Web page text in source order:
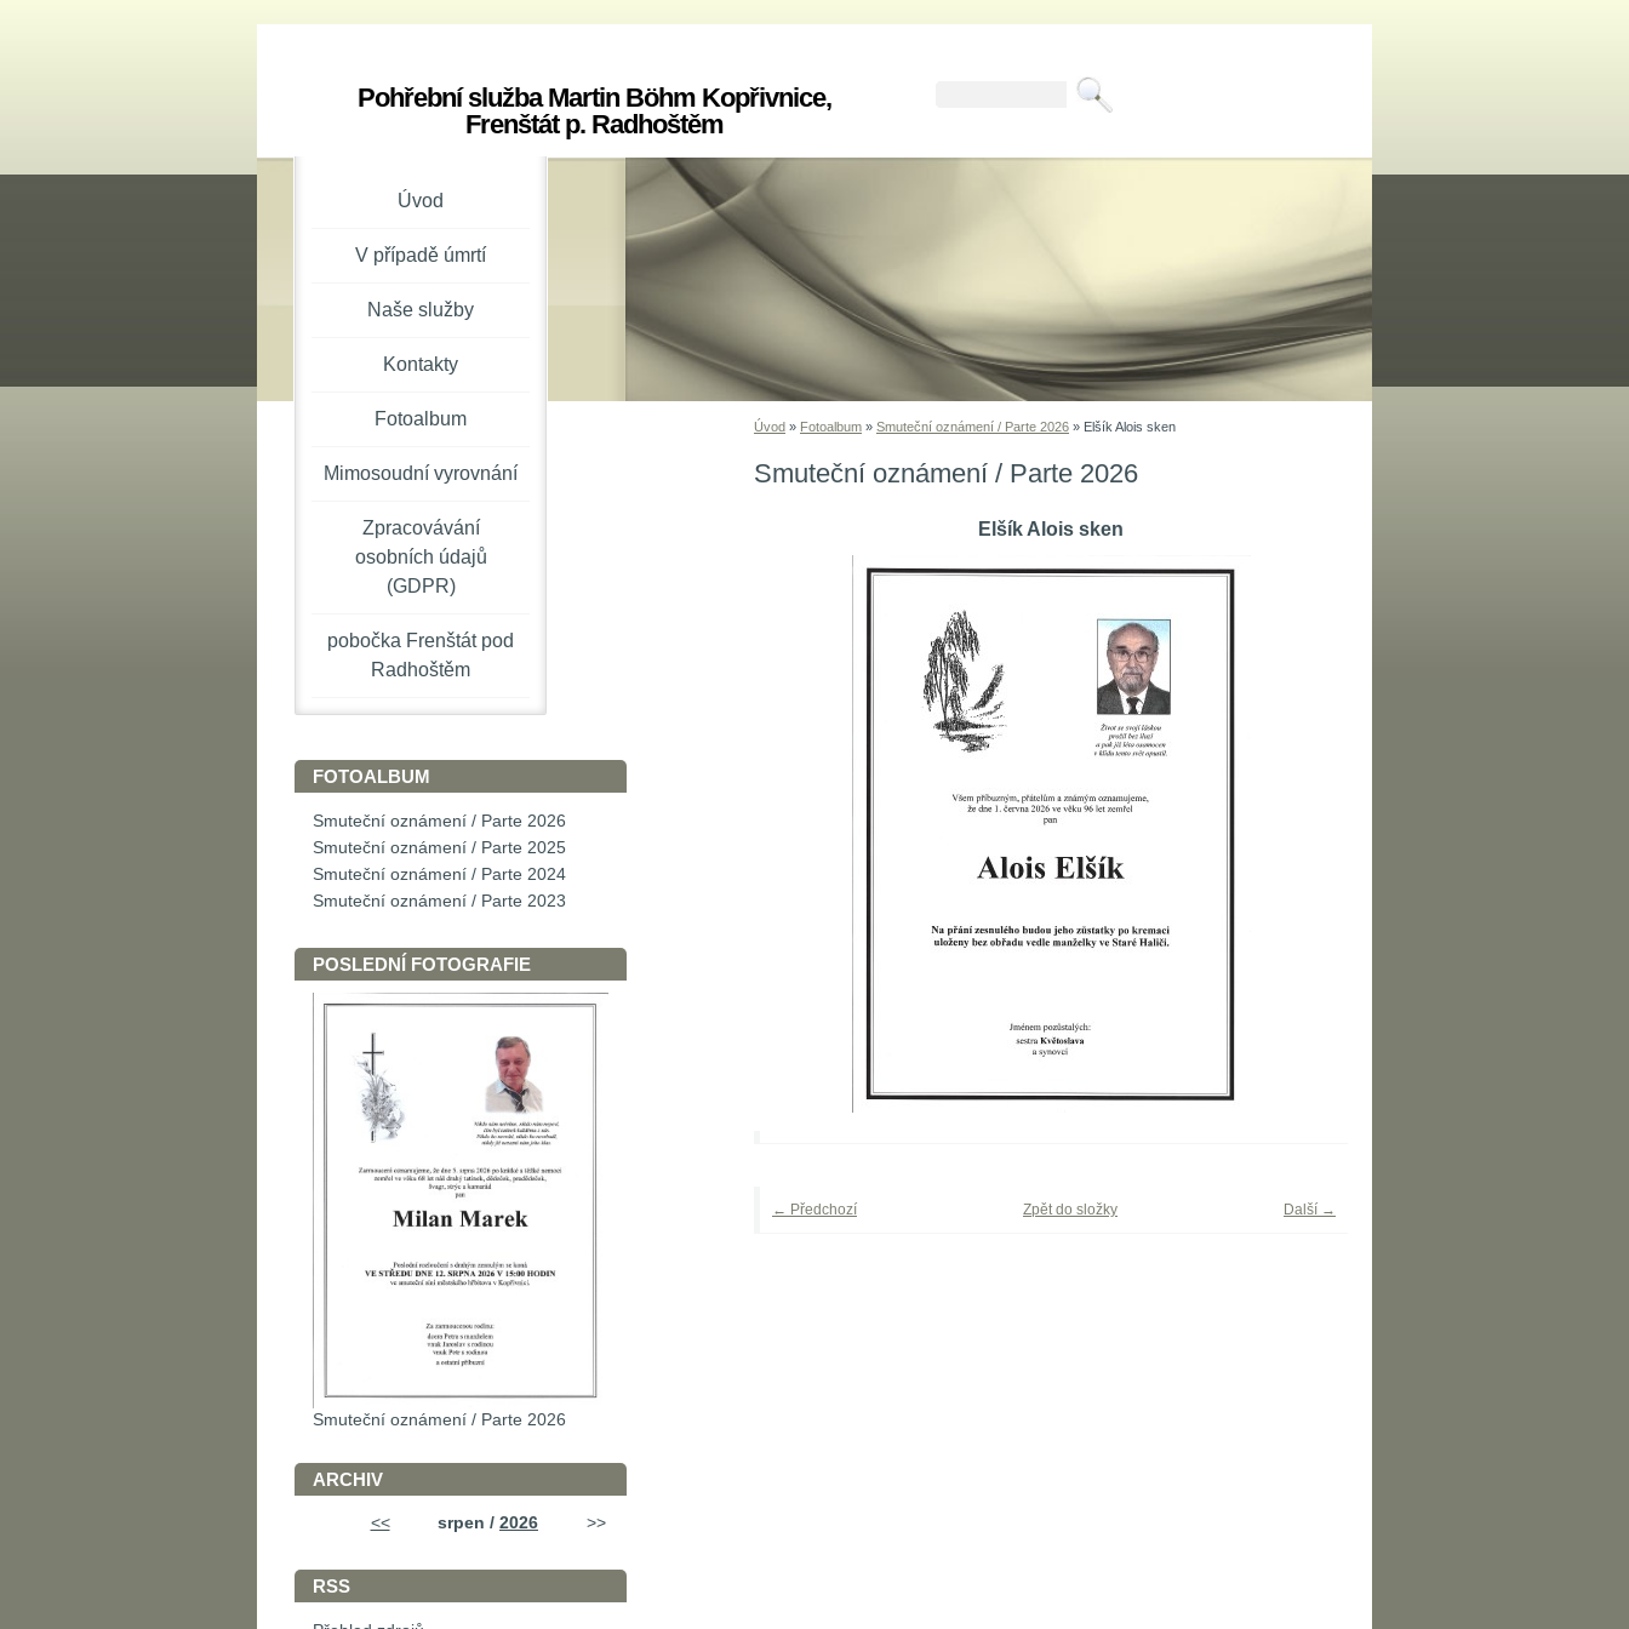
Pohřební služba Martin Böhm Kopřivnice,
Frenštát p. Radhoštěm
Úvod » Fotoalbum » Smuteční oznámení / Parte 2026 » Elšík Alois sken
Smuteční oznámení / Parte 2026
Elšík Alois sken
← Předchozí Další →
Zpět do složky
Úvod
V případě úmrtí
Naše služby
Kontakty
Fotoalbum
Mimosoudní vyrovnání
Zpracovávání
osobních údajů
(GDPR)
pobočka Frenštát pod
Radhoštěm
FOTOALBUM
Smuteční oznámení / Parte 2026
Smuteční oznámení / Parte 2025
Smuteční oznámení / Parte 2024
Smuteční oznámení / Parte 2023
POSLEDNÍ FOTOGRAFIE
Smuteční oznámení / Parte 2026
ARCHIV
<< srpen / 2026 >>
RSS